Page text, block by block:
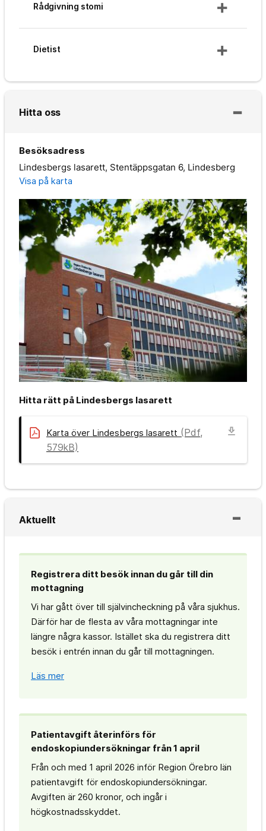
Rådgivning stomi
Dietist
Hitta oss
Besöksadress
Lindesbergs lasarett, Stentäppsgatan 6, Lindesberg
Visa på karta
Hitta rätt på Lindesbergs lasarett
Karta över Lindesbergs lasarett (Pdf,
579kB)
download
Aktuellt
Registrera ditt besök innan du går till din
mottagning
Vi har gått över till självincheckning på våra sjukhus.
Därför har de flesta av våra mottagningar inte
längre några kassor. Istället ska du registrera ditt
besök i entrén innan du går till mottagningen.
Läs mer
Patientavgift återinförs för
endoskopiundersökningar från 1 april
Från och med 1 april 2026 inför Region Örebro län
patientavgift för endoskopiundersökningar.
Avgiften är 260 kronor, och ingår i
högkostnadsskyddet.